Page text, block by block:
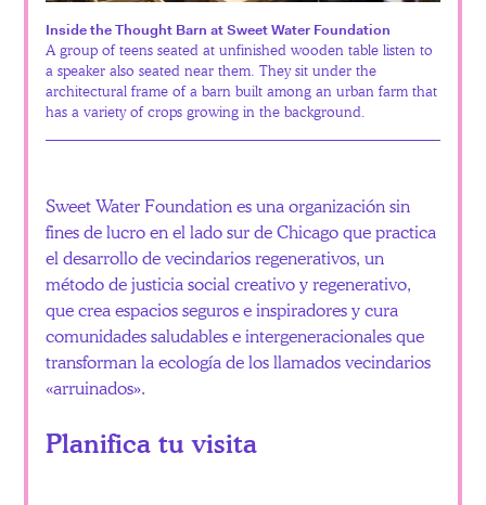
Inside the Thought Barn at Sweet Water Foundation
A group of teens seated at unfinished wooden table listen to
a speaker also seated near them. They sit under the
architectural frame of a barn built among an urban farm that
has a variety of crops growing in the background.
Sweet Water Foundation es una organización sin
fines de lucro en el lado sur de Chicago que practica
el desarrollo de vecindarios regenerativos, un
método de justicia social creativo y regenerativo,
que crea espacios seguros e inspiradores y cura
comunidades saludables e intergeneracionales que
transforman la ecología de los llamados vecindarios
«arruinados».
Planifica tu visita